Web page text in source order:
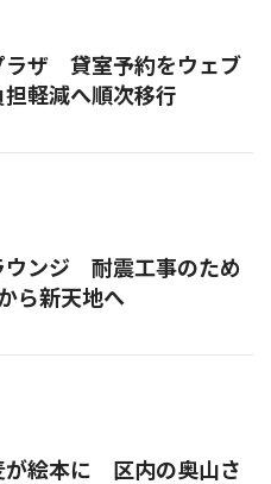
ラザ 貸室予約をウェブ
軽減へ順次移行
ウンジ 耐震工事のため
ら新天地へ
が絵本に 区内の奥山さ